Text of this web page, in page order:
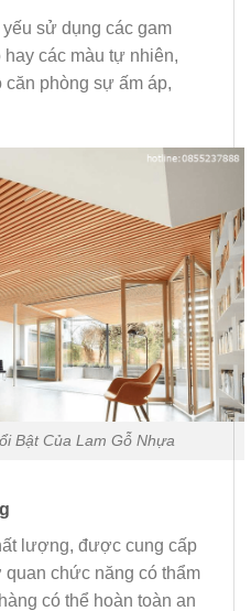
sử dụng các gam
hay các màu tự nhiên,
căn phòng sự ấm áp,
Bật Của Lam Gỗ Nhựa
lượng, được cung cấp
chức năng có thẩm
có thể hoàn toàn an